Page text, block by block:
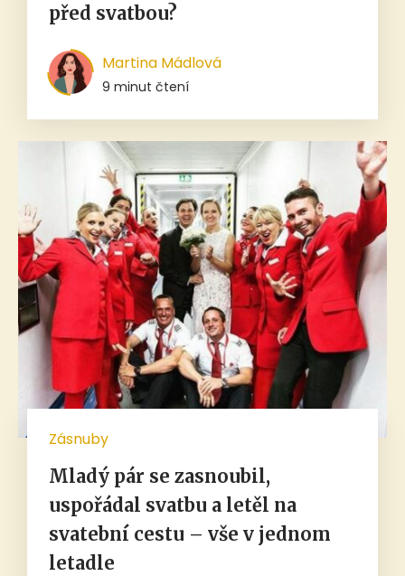
před svatbou?
Martina Mádlová
9 minut čtení
Zásnuby
Mladý pár se zasnoubil,
uspořádal svatbu a letěl na
svatební cestu – vše v jednom
letadle